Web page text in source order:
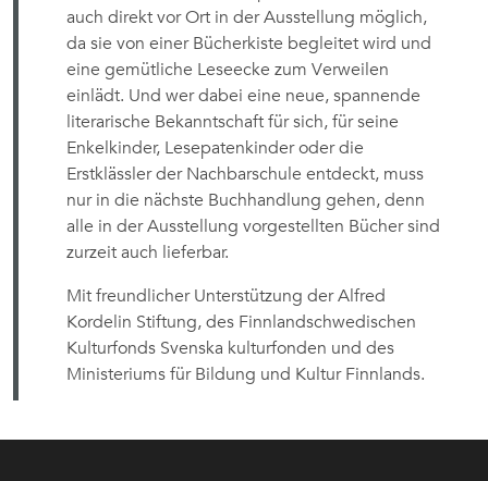
auch direkt vor Ort in der Ausstellung möglich,
da sie von einer Bücherkiste begleitet wird und
eine gemütliche Leseecke zum Verweilen
einlädt. Und wer dabei eine neue, spannende
literarische Bekanntschaft für sich, für seine
Enkelkinder, Lesepatenkinder oder die
Erstklässler der Nachbarschule entdeckt, muss
nur in die nächste Buchhandlung gehen, denn
alle in der Ausstellung vorgestellten Bücher sind
zurzeit auch lieferbar.
Mit freundlicher Unterstützung der Alfred
Kordelin Stiftung, des Finnlandschwedischen
Kulturfonds Svenska kulturfonden und des
Ministeriums für Bildung und Kultur Finnlands.